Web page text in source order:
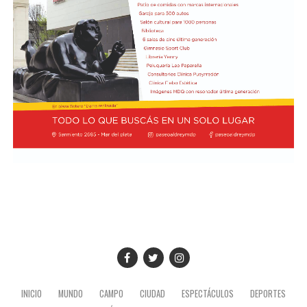
McLaren, en el séptimo lugar, los dos con un puntaje de
7,5. A su vez, Charles Leclerc, de Ferrari, figura en el
noveno puesto en soledad, con una valoración de 7,4.
Finalmente, Colapinto y Hadjar están igualados en el
décimo con 7,0 cada uno.
La propia página web oficial de la F1 acompañó la
puntuación de cada piloto con un análisis escrito sobre
permite ocupar un respetable sexto lugar en el
Campeonato de Constructores (donde ocupaban el
quinto puesto hasta que Racing Bull los superó)”,
agregaron en el informe.
INICIO MUNDO CAMPO CIUDAD ESPECTÁCULOS
DEPORTES